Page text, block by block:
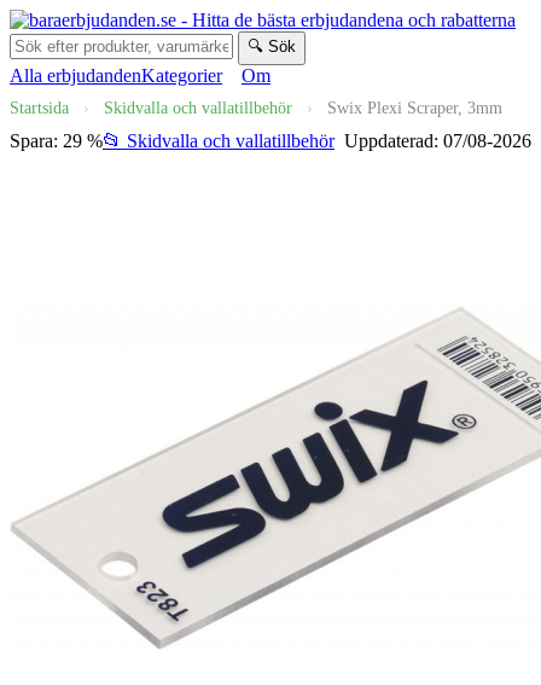
🔍 Sök
Alla erbjudandenKategorier Om
Startsida › Skidvalla och vallatillbehör › Swix Plexi Scraper, 3mm
Spara: 29 %📂 Skidvalla och vallatillbehör Uppdaterad: 07/08-2026